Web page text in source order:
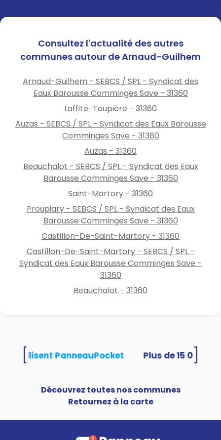
Niveau Alerte
Irrigation agricole des cultures
Interdit 2 jours par semaine
Jardins potagers (y compris
serres non agricoles)
Interdit de 13h à 20h
Pelouses, massifs fleuris,
jardins d’agrément et
espaces verts
Interdit de 13h à 20h
Lavage et nettoyage
Véhicules et engins nautiques
par les professionnels
Interdit
Véhicules et engins nautiques
privés par les particuliers
Interdit
Façades, toitures, trottoirs,
voiries et autres surfaces
Remplissage des piscines
familiales
Vidange de piscines
Interdit
publiques et privées
d’ornement en circuit ouvert
Consultez l'actualité des autres
communes autour de Arnaud-Guilhem
Arnaud-Guilhem - SEBCS / SPL - Syndicat des
Eaux Barousse Comminges Save - 31360
Laffite-Toupière - 31360
Auzas - SEBCS / SPL - Syndicat des Eaux Barousse
Comminges Save - 31360
Auzas - 31360
Beauchalot - SEBCS / SPL - Syndicat des Eaux
Barousse Comminges Save - 31360
Saint-Martory - 31360
Proupiary - SEBCS / SPL - Syndicat des Eaux
Barousse Comminges Save - 31360
Castillon-De-Saint-Martory - 31360
Castillon-De-Saint-Martory - SEBCS / SPL -
Syndicat des Eaux Barousse Comminges Save -
31360
Beauchalot - 31360
utilisent PanneauPocket
Découvrez toutes nos communes
Retournez à la carte